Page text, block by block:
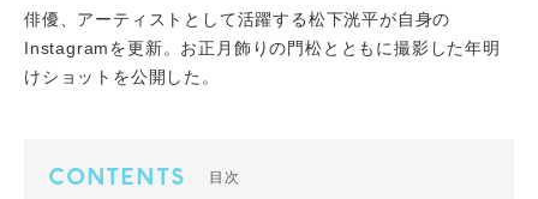
俳優、アーティストとして活躍する松下洸平が自身の
Instagramを更新。お正月飾りの門松とともに撮影した年明
けショットを公開した。
CONTENTS 目次